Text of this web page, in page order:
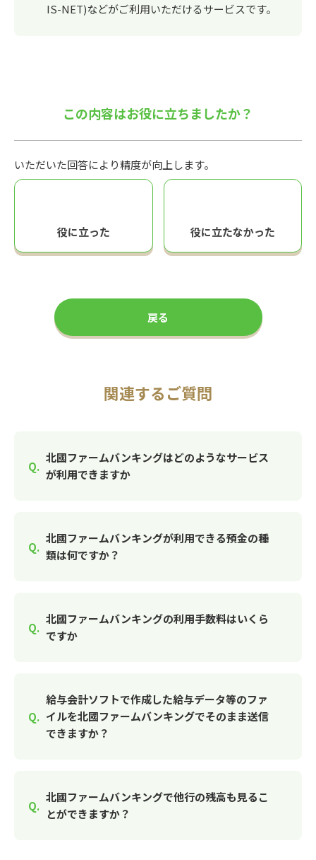
IS-NET)などがご利用いただけるサービスです。
この内容はお役に立ちましたか？
いただいた回答により精度が向上します。
役に立った 役に立たなかった
戻る
関連するご質問
北國ファームバンキングはどのようなサービス
が利用できますか
北國ファームバンキングが利用できる預金の種
類は何ですか？
北國ファームバンキングの利用手数料はいくら
ですか
給与会計ソフトで作成した給与データ等のファ
イルを北國ファームバンキングでそのまま送信
できますか？
北國ファームバンキングで他行の残高も見るこ
とができますか？